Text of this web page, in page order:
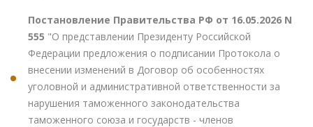
Постановление Правительства РФ от 16.05.2026 N
555 "О представлении Президенту Российской
Федерации предложения о подписании Протокола о
внесении изменений в Договор об особенностях
уголовной и административной ответственности за
нарушения таможенного законодательства
таможенного союза и государств - членов